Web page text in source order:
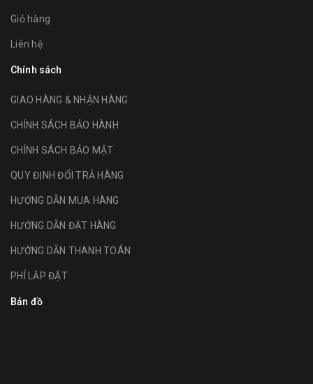
Giỏ hàng
Liên hệ
Chính sách
GIAO HÀNG & NHẬN HÀNG
CHÍNH SÁCH BẢO HÀNH
CHÍNH SÁCH BẢO MẬT
QUY ĐỊNH ĐỔI TRẢ HÀNG
HƯỚNG DẪN MUA HÀNG
HƯỚNG DẪN ĐẶT HÀNG
HƯỚNG DẪN THANH TOÁN
PHÍ LẮP ĐẶT
Bản đồ